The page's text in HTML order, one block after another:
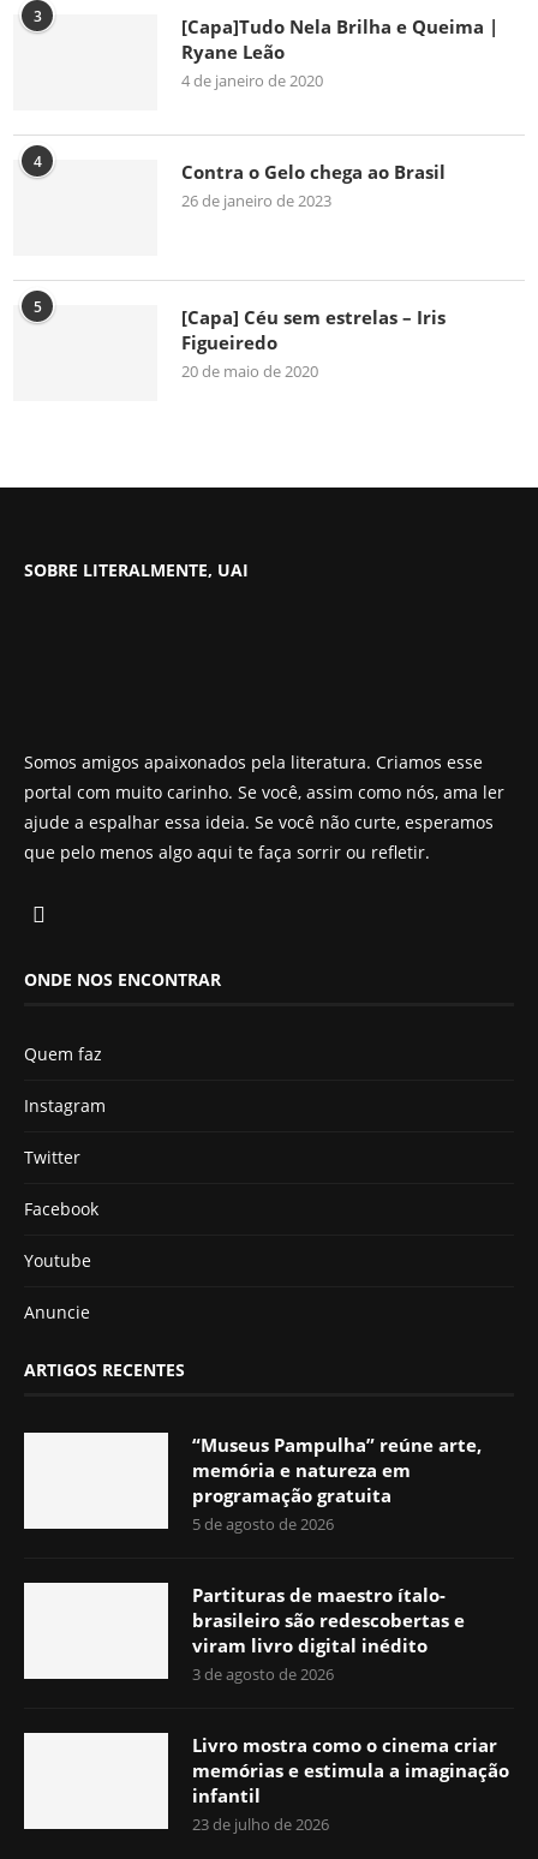
3
[Capa]Tudo Nela Brilha e Queima |
Ryane Leão
4 de janeiro de 2020
4 Contra o Gelo chega ao Brasil
26 de janeiro de 2023
5
[Capa] Céu sem estrelas – Iris
Figueiredo
20 de maio de 2020
SOBRE LITERALMENTE, UAI
Somos amigos apaixonados pela literatura. Criamos esse
portal com muito carinho. Se você, assim como nós, ama ler
ajude a espalhar essa ideia. Se você não curte, esperamos
que pelo menos algo aqui te faça sorrir ou refletir.
ONDE NOS ENCONTRAR
Quem faz
Instagram
Twitter
Facebook
Youtube
Anuncie
ARTIGOS RECENTES
“Museus Pampulha” reúne arte,
memória e natureza em
programação gratuita
5 de agosto de 2026
Partituras de maestro ítalo-
brasileiro são redescobertas e
viram livro digital inédito
3 de agosto de 2026
Livro mostra como o cinema criar
memórias e estimula a imaginação
infantil
23 de julho de 2026